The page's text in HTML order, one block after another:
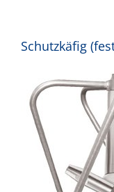
Schutzkäfig